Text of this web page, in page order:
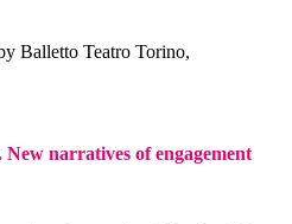
Balletto Teatro Torino,
narratives of engagement